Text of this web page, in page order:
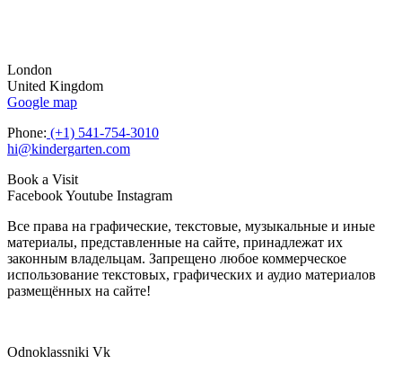
London
United Kingdom
Google map
Phone: (+1) 541-754-3010
hi@kindergarten.com
Book a Visit
FacebookYoutube Instagram
Все права на графические, текстовые, музыкальные и иные
материалы, представленные на сайте, принадлежат их
законным владельцам. Запрещено любое коммерческое
использование текстовых, графических и аудио материалов
размещённых на сайте!
Odnoklassniki Vk